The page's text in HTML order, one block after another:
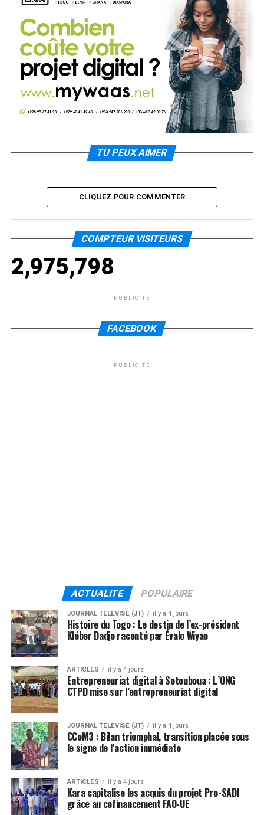
TU PEUX AIMER
CLIQUEZ POUR COMMENTER
COMPTEUR VISITEURS
2,975,798
PUBLICITÉ
FACEBOOK
PUBLICITÉ
ACTUALITE POPULAIRE
JOURNAL TÉLÉVISÉ (JT) il y a 4 jours
Histoire du Togo : Le destin de l’ex-président
Kléber Dadjo raconté par Évalo Wiyao
ARTICLES il y a 4 jours
Entrepreneuriat digital à Sotouboua : L’ONG
CTPD mise sur l’entrepreneuriat digital
JOURNAL TÉLÉVISÉ (JT) il y a 4 jours
CCoM3 : Bilan triomphal, transition placée sous
le signe de l’action immédiate
ARTICLES il y a 4 jours
Kara capitalise les acquis du projet Pro-SADI
grâce au cofinancement FAO-UE